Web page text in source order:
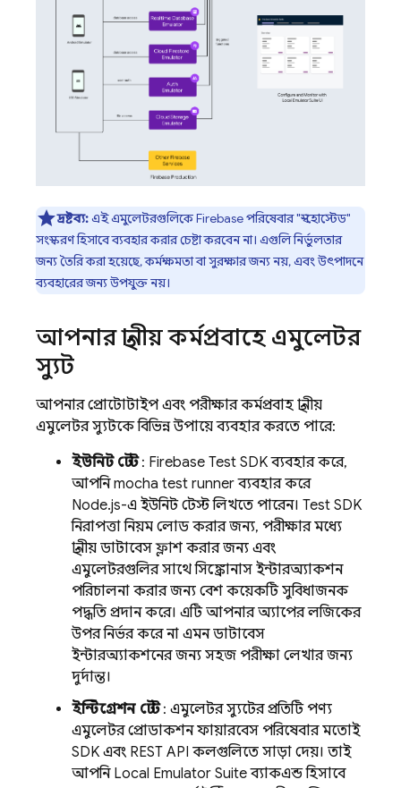
দ্রষ্টব্য:এই এমুলেটরগুলিকে Firebase পরিষেবার "স্ব-হোস্টেড"
সংস্করণ হিসাবে ব্যবহার করার চেষ্টা করবেন না। এগুলি নির্ভুলতার
জন্য তৈরি করা হয়েছে, কর্মক্ষমতা বা সুরক্ষার জন্য নয়, এবং উৎপাদনে
ব্যবহারের জন্য উপযুক্ত নয়।
আপনার স্থানীয় কর্মপ্রবাহে এমুলেটর
স্যুট
আপনার প্রোটোটাইপ এবং পরীক্ষার কর্মপ্রবাহ স্থানীয়
এমুলেটর স্যুটকে বিভিন্ন উপায়ে ব্যবহার করতে পারে:
ইউনিট টেস্ট: Firebase Test SDK ব্যবহার করে,
আপনি mocha test runner ব্যবহার করে
Node.js-এ ইউনিট টেস্ট লিখতে পারেন। Test SDK
নিরাপত্তা নিয়ম লোড করার জন্য, পরীক্ষার মধ্যে
স্থানীয় ডাটাবেস ফ্লাশ করার জন্য এবং
এমুলেটরগুলির সাথে সিঙ্ক্রোনাস ইন্টারঅ্যাকশন
পরিচালনা করার জন্য বেশ কয়েকটি সুবিধাজনক
পদ্ধতি প্রদান করে। এটি আপনার অ্যাপের লজিকের
উপর নির্ভর করে না এমন ডাটাবেস
ইন্টারঅ্যাকশনের জন্য সহজ পরীক্ষা লেখার জন্য
দুর্দান্ত।
ইন্টিগ্রেশন টেস্ট: এমুলেটর স্যুটের প্রতিটি পণ্য
এমুলেটর প্রোডাকশন ফায়ারবেস পরিষেবার মতোই
SDK এবং REST API কলগুলিতে সাড়া দেয়। তাই
আপনি Local Emulator Suiteব্যাকএন্ড হিসাবে